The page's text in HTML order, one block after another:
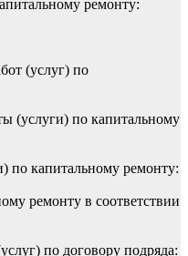
ремонту:
(услуг) по
(услуги) по капитальному
по капитальному ремонту:
ремонту в соответствии
по договору подряда: